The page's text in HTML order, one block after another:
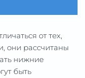
от тех,
они рассчитаны
нижние
быть